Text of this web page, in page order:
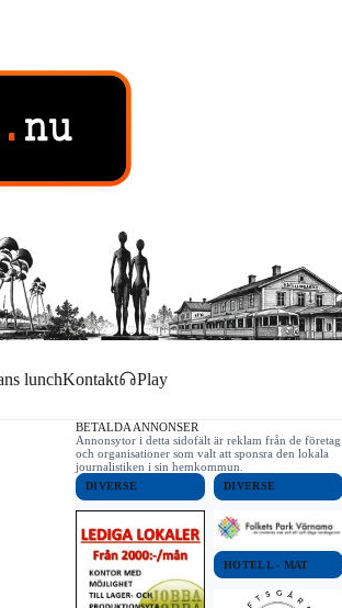
lunchKontakt Play
BETALDA ANNONSER
Annonsytor i detta sidofält är reklam från de företag
och organisationer som valt att sponsra den lokala
journalistiken i sin hemkommun.
DIVERSE DIVERSE
HOTELL - MAT